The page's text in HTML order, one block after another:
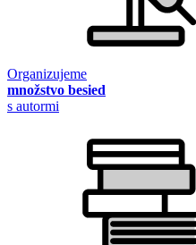
Organizujeme
množstvo besied
s autormi